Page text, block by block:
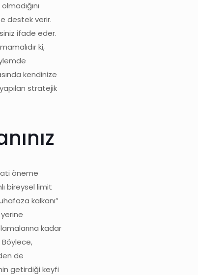
destek verir.
ifade eder.
ki,
kendinize
stratejik
öneme
bireysel limit
kalkanı”
kadar
Böylece,
de
getirdiği keyfi